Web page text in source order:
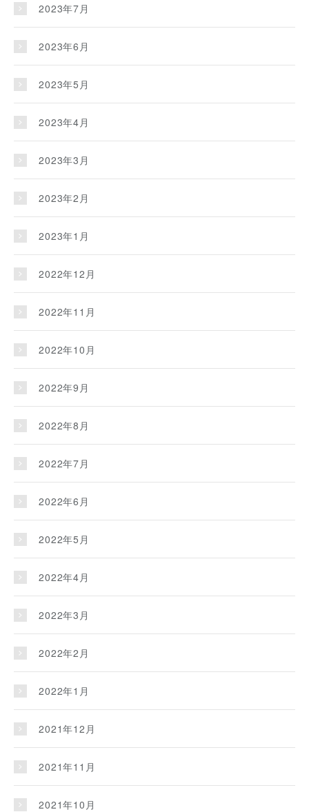
2023年7月
2023年6月
2023年5月
2023年4月
2023年3月
2023年2月
2023年1月
2022年12月
2022年11月
2022年10月
2022年9月
2022年8月
2022年7月
2022年6月
2022年5月
2022年4月
2022年3月
2022年2月
2022年1月
2021年12月
2021年11月
2021年10月